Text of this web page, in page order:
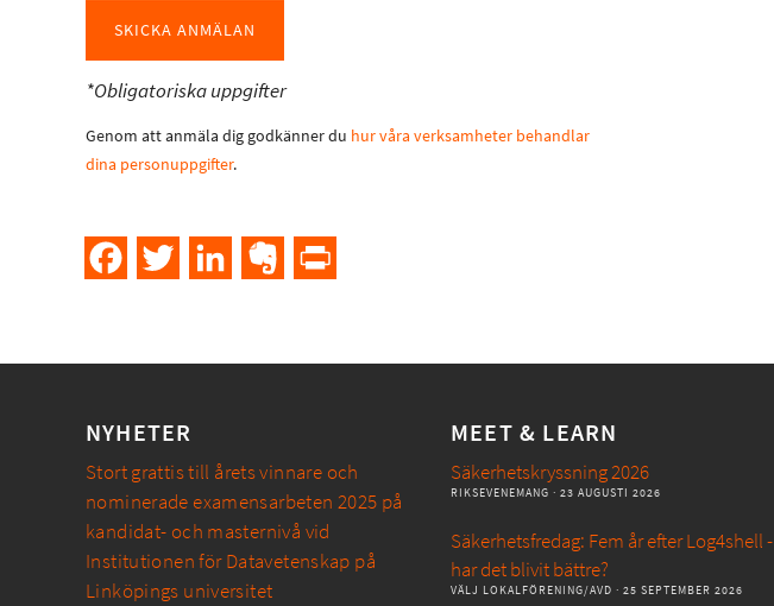
*Obligatoriska uppgifter
Genom att anmäla dig godkänner du hur våra verksamheter behandlar
dina personuppgifter.
FacebookTwitter LinkedInEvernote
NYHETER
Stort grattis till årets vinnare och
nominerade examensarbeten 2025 på
kandidat- och masternivå vid
Institutionen för Datavetenskap på
Linköpings universitet
MEET & LEARN
Säkerhetskryssning 2026
RIKSEVENEMANG · 23 AUGUSTI 2026
Säkerhetsfredag: Fem år efter Log4shell -
har det blivit bättre?
VÄLJ LOKALFÖRENING/AVD · 25 SEPTEMBER 2026